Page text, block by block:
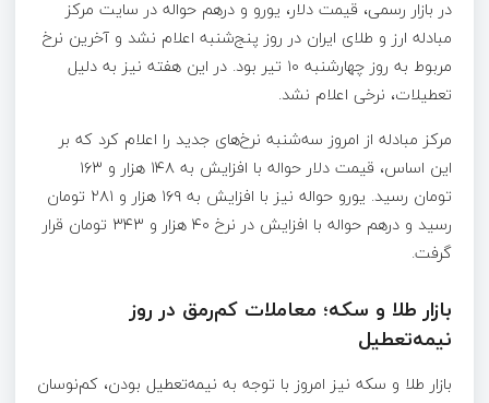
در بازار رسمی، قیمت دلار، یورو و درهم حواله در سایت مرکز
مبادله ارز و طلای ایران در روز پنج‌شنبه اعلام نشد و آخرین نرخ
مربوط به روز چهارشنبه ۱۰ تیر بود. در این هفته نیز به دلیل
تعطیلات، نرخی اعلام نشد.
مرکز مبادله از امروز سه‌شنبه نرخ‌های جدید را اعلام کرد که بر
این اساس، قیمت دلار حواله با افزایش به ۱۴۸ هزار و ۱۶۳
تومان رسید. یورو حواله‌ نیز با افزایش به ۱۶۹ هزار و ۲۸۱ تومان
رسید و درهم حواله با افزایش در نرخ ۴۰ هزار و ۳۴۳ تومان قرار
گرفت.
بازار طلا و سکه؛ معاملات کم‌رمق در روز
نیمه‌تعطیل
بازار طلا و سکه نیز امروز با توجه به نیمه‌تعطیل بودن، کم‌نوسان